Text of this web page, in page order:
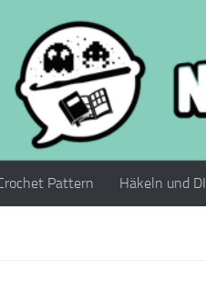
Pattern Häkeln und